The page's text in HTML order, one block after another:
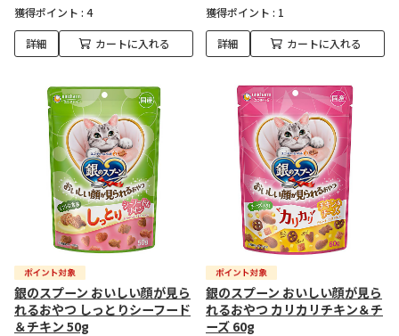
獲得ポイント : 4
詳細 カートに入れる
獲得ポイント : 1
詳細 カートに入れる
銀のスプーン おいしい顔が見ら
れるおやつ しっとりシーフード
＆チキン 50g
銀のスプーン おいしい顔が見ら
れるおやつ カリカリチキン＆チ
ーズ 60g